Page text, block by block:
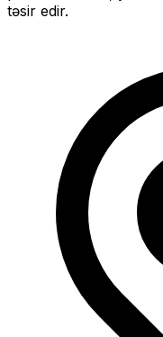
təsir edir.